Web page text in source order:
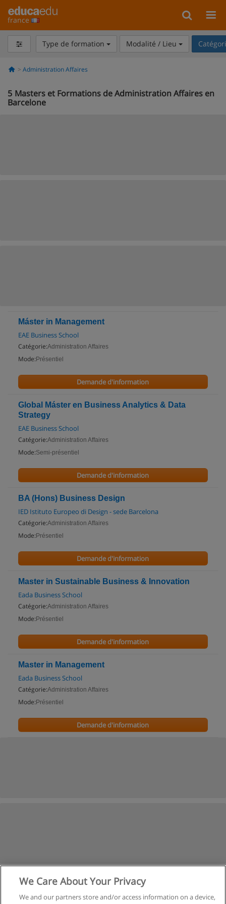
france
Type de formation Modalité / Lieu
Administration Affaires
5 Masters et Formations de Administration Affaires en
Barcelone
Máster in Management
EAE Business School
Catégorie:Administration Affaires
Mode: Présentiel
Demande d'information
Global Máster en Business Analytics & Data
Strategy
EAE Business School
Catégorie:Administration Affaires
Mode:Semi-présentiel
Demande d'information
BA (Hons) Business Design
IED Istituto Europeo di Design - sede Barcelona
Catégorie:Administration Affaires
Mode: Présentiel
Demande d'information
Master in Sustainable Business & Innovation
Eada Business School
Catégorie:Administration Affaires
Mode: Présentiel
Demande d'information
Master in Management
Eada Business School
Catégorie:Administration Affaires
Mode: Présentiel
Demande d'information
We Care About Your Privacy
We and our partners store and/or access information on a device,